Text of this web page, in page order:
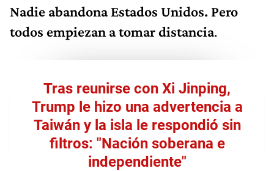
Nadie abandona Estados Unidos. Pero
todos empiezan a tomar distancia.
Tras reunirse con Xi Jinping,
Trump le hizo una advertencia a
Taiwán y la isla le respondió sin
filtros: "Nación soberana e
independiente"